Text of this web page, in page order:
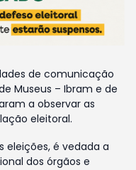
de comunicação
Museus – Ibram e de
a observar as
eleitoral.
eleições, é vedada a
dos órgãos e